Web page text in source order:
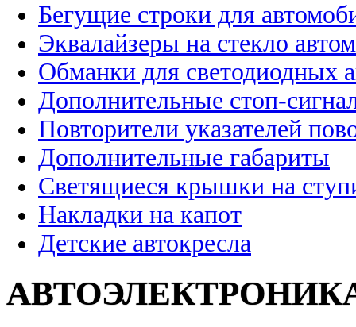
Бегущие строки для
Эквалайзеры на стекло
Обманки для светодиодных
Дополнительные стоп-
Повторители указателей
Дополнительные габариты
Светящиеся крышки на
Накладки на капот
Детские автокресла